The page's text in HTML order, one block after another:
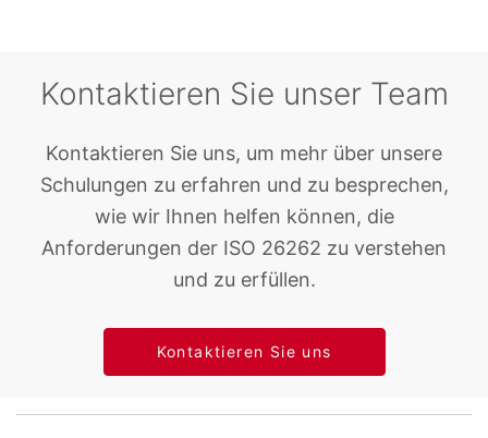
Kontaktieren Sie unser Team
Kontaktieren Sie uns, um mehr über unsere
Schulungen zu erfahren und zu besprechen,
wie wir Ihnen helfen können, die
Anforderungen der ISO 26262 zu verstehen
und zu erfüllen.
Kontaktieren Sie uns